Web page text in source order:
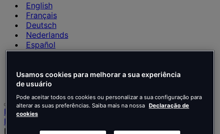
English
Français
Deutsch
Nederlands
Español
Italiano
Português
Polski
Início
Informação Legal
Declaração de Cookies
Usamos cookies para melhorar a sua experiência
de usuário
Pode aceitar todos os cookies ou personalizar a sua configuração para
alterar as suas preferências. Saiba mais na nossa Declaração de
cookies